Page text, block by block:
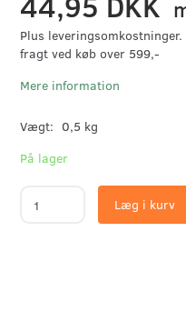
Plus
fragt ved køb over 599,-
Mere information
Vægt: 0,5 kg
På lager
Læg i kurv